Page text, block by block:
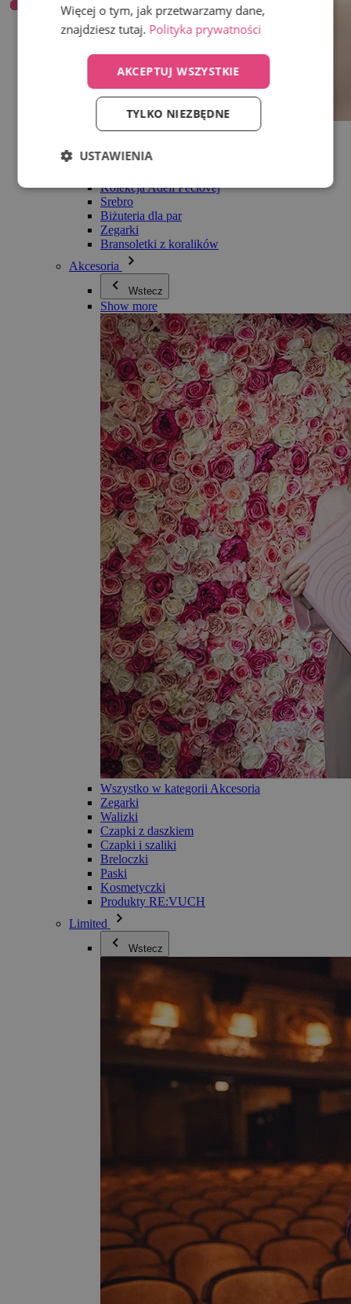
Wszystko w kategorii Biżuteria
Bransoletki
Kolekcja Adéli Pečlovej
Srebro
Biżuteria dla par
Zegarki
Bransoletki z koralików
Akcesoria
Wstecz
Show more
Wszystko w kategorii Akcesoria
Zegarki
Walizki
Czapki z daszkiem
Czapki i szaliki
Breloczki
Paski
Kosmetyczki
Produkty RE:VUCH
Limited
Wstecz
Więcej o tym, jak przetwarzamy dane,
znajdziesz tutaj. Polityka prywatności
AKCEPTUJ WSZYSTKIE
TYLKO NIEZBĘDNE
USTAWIENIA